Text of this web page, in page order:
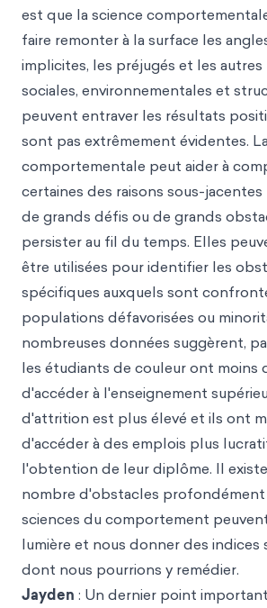
est que la science
faire remonter à la surface les
implicites, les préjugés et les autres
sociales, environnementales et
peuvent entraver les résultats
sont pas extrêmement évidentes.
comportementale peut aider à
certaines des raisons sous-
de grands défis ou de grands
persister au fil du temps. Elles
être utilisées pour identifier les
spécifiques auxquels sont
populations défavorisées ou
nombreuses données suggèrent,
les étudiants de couleur ont moins
d'accéder à l'enseignement
d'attrition est plus élevé et ils ont
d'accéder à des emplois plus
l'obtention de leur diplôme. Il
nombre d'obstacles profondément
sciences du comportement
lumière et nous donner des indices
dont nous pourrions y remédier.
Jayden : Un dernier point